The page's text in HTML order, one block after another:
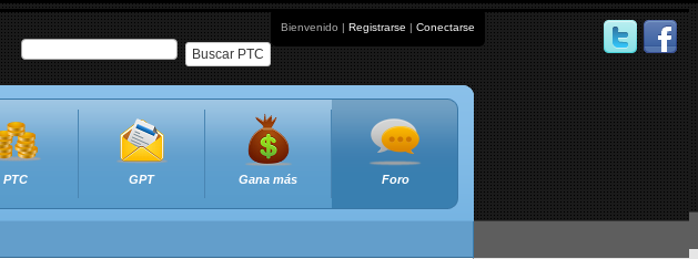
Bienvenido | Registrarse | Conectarse
Buscar PTC
PTC GPT Gana más Foro